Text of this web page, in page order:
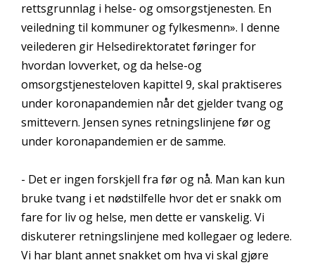
rettsgrunnlag i helse- og omsorgstjenesten. En
veiledning til kommuner og fylkesmenn». I denne
veilederen gir Helsedirektoratet føringer for
hvordan lovverket, og da helse-og
omsorgstjenesteloven kapittel 9, skal praktiseres
under koronapandemien når det gjelder tvang og
smittevern. Jensen synes retningslinjene før og
under koronapandemien er de samme.
- Det er ingen forskjell fra før og nå. Man kan kun
bruke tvang i et nødstilfelle hvor det er snakk om
fare for liv og helse, men dette er vanskelig. Vi
diskuterer retningslinjene med kollegaer og ledere.
Vi har blant annet snakket om hva vi skal gjøre